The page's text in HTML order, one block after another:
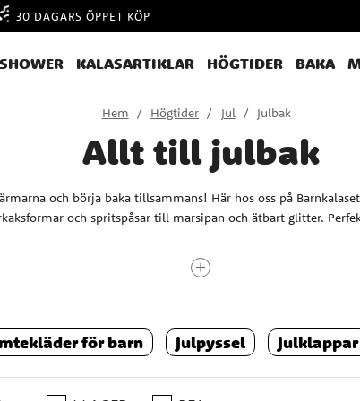
30 DAGARS ÖPPET KÖP
KALASARTIKLAR HÖGTIDER BAKA
Hem Högtider Jul Julbak
Allt till julbak
och börja baka tillsammans! Här hos oss på
och spritspåsar till marsipan och ätbart glitter.
så att du slipper stressa. Och du? Tänk på att julbaket
som du vill äta och bjuda på under adventshelgerna.
för barn Julpyssel Julklappar